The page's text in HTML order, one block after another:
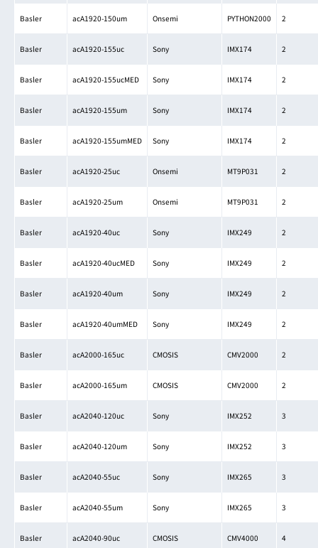
Basler acA1920-150um Onsemi PYTHON2000 2
Basler acA1920-155uc Sony IMX174 2
Basler acA1920-155ucMED Sony IMX174 2
Basler acA1920-155um Sony IMX174 2
Basler acA1920-155umMED Sony IMX174 2
Basler acA1920-25uc Onsemi MT9P031 2
Basler acA1920-25um Onsemi MT9P031 2
Basler acA1920-40uc Sony IMX249 2
Basler acA1920-40ucMED Sony IMX249 2
Basler acA1920-40um Sony IMX249 2
Basler acA1920-40umMED Sony IMX249 2
Basler acA2000-165uc CMOSIS CMV2000 2
Basler acA2000-165um CMOSIS CMV2000 2
Basler acA2040-120uc Sony IMX252 3
Basler acA2040-120um Sony IMX252 3
Basler acA2040-55uc Sony IMX265 3
Basler acA2040-55um Sony IMX265 3
Basler acA2040-90uc CMOSIS CMV4000 4